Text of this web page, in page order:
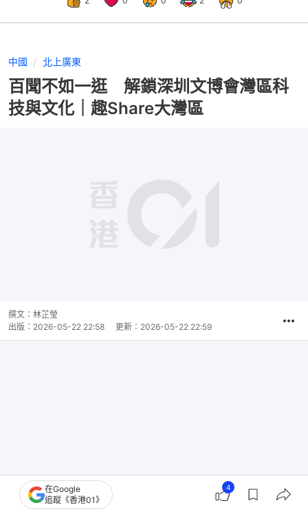
中國 北上廣東
百聞不如一逛 解鎖深圳文博會灣區科
技與文化｜趣Share大灣區
撰文： 林芷瑩
出版： 2026-05-22 22:58 更新： 2026-05-22 22:59
在Google
追蹤《香港01》
4